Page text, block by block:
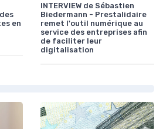
en
INTERVIEW de Sébastien
Biedermann - Prestalidaire
remet l'outil numérique au
service des entreprises afin
de faciliter leur
digitalisation